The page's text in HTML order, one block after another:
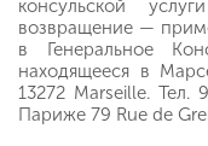
консульской
возвращение —
в Генеральное
находящееся в
13272 Marseille.
Париже 79 Rue de